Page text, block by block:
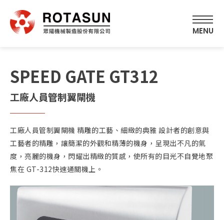
SPEED GATE GT312
工廠人員管制翼閘機
工廠人員管制翼閘機 精雕的工藝、細緻的典雅 設計者的創意與
工藝者的精雕，讓簡潔的外觀和精薄的機身，呈現出不凡的氣
度，亮麗的機身，閃耀出精緻的質感，使所有的目光不自覺地聚
焦在 GT-312快速通關機上。